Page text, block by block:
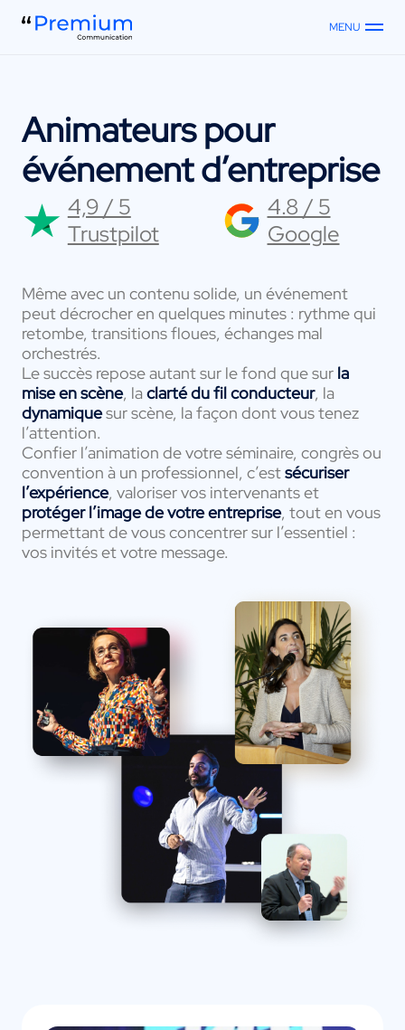
MENU
Animateurs pour
événement d’entreprise
4,9 / 5
Trustpilot
4.8 / 5
Google
Même avec un contenu solide, un événement
peut décrocher en quelques minutes : rythme qui
retombe, transitions floues, échanges mal
orchestrés.
Le succès repose autant sur le fond que sur la
mise en scène, laclarté du fil conducteur, la
dynamiquesur scène, la façon dont vous tenez
l’attention.
Confier l’animation de votre séminaire, congrès ou
convention à un professionnel, c’estsécuriser
l’expérience, valoriser vos intervenants et
protéger l’image de votre entreprise, tout en vous
permettant de vous concentrer sur l’essentiel :
vos invités et votre message.